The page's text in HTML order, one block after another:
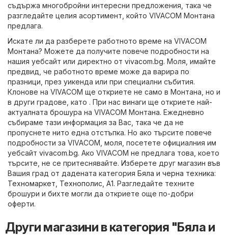
съдържа многобройни интересни предложения, така че
разгледайте целия асортимент, който VIVACOM Монтана
предлага.
Искате ли да разберете работното време на VIVACOM
Монтана? Можете да получите повече подробности на
нашия уебсайт или директно от vivacom.bg. Моля, имайте
предвид, че работното време може да варира по
празници, през уикенда или при специални събития.
Клонове на VIVACOM ще откриете не само в Монтана, но и
в други градове, като . При нас винаги ще откриете най-
актуалната брошура на VIVACOM Монтана. Ежедневно
събираме тази информация за Вас, така че да не
пропуснете нито една отстъпка. Но ако търсите повече
подробности за VIVACOM, моля, посетете официалния им
уебсайт vivacom.bg. Ако VIVACOM не предлага това, което
търсите, не се притеснявайте. Изберете друг магазин във
Вашия град от дадената категория Бяла и черна техника:
Техномаркет Технополис A1. Разгледайте техните
брошури и бихте могли да откриете още по-добри
оферти.
Други магазини в категория "Бяла и